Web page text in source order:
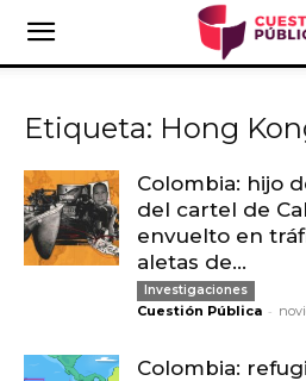
Etiqueta: Hong
Colombia: hijo
del cartel de
envuelto en
aletas de...
Investigaciones
Cuestión Pública -
Colombia: